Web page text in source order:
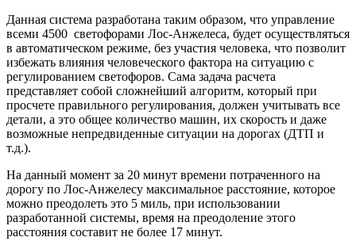
Данная система разработана таким образом, что управление
всеми 4500 светофорами Лос-Анжелеса, будет осуществляться
в автоматическом режиме, без участия человека, что позволит
избежать влияния человеческого фактора на ситуацию с
регулированием светофоров. Сама задача расчета
представляет собой сложнейший алгоритм, который при
просчете правильного регулирования, должен учитывать все
детали, а это общее количество машин, их скорость и даже
возможные непредвиденные ситуации на дорогах (ДТП и
т.д.).
На данный момент за 20 минут времени потраченного на
дорогу по Лос-Анжелесу максимальное расстояние, которое
можно преодолеть это 5 миль, при использовании
разработанной системы, время на преодоление этого
расстояния составит не более 17 минут.